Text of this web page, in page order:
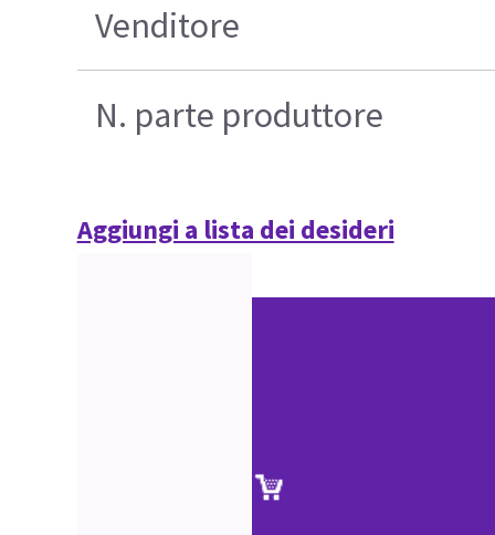
Venditore
N. parte produttore
Aggiungi a lista dei desideri